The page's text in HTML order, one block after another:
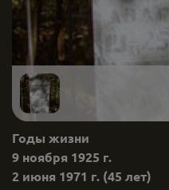
Годы жизни
9 ноября 1925 г.
2 июня 1971 г. (45 лет)